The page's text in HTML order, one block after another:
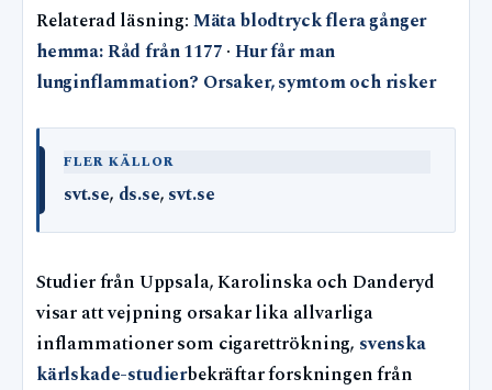
Relaterad läsning: Mäta blodtryck flera gånger
hemma: Råd från 1177 ·Hur får man
lunginflammation? Orsaker, symtom och risker
FLER KÄLLOR
svt.se, ds.se, svt.se
Studier från Uppsala, Karolinska och Danderyd
visar att vejpning orsakar lika allvarliga
inflammationer som cigarettrökning, svenska
kärlskade-studierbekräftar forskningen från